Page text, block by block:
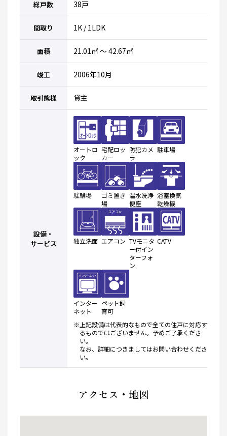
総戸数 38戸
間取り 1K / 1LDK
面積 21.01㎡ ～ 42.67㎡
竣工 2006年10月
取引態様 貸主
設備・
サービス
オートロ
ック
宅配ロッ
カー
防犯カメ
ラ
駐車場
駐輪場
ゴミ置き
場
温水洗浄
便座
浴室換気
乾燥機
独立洗面 エアコン TVモニタ
ー付イン
ターフォ
ン
CATV
インター
ネット
ペット飼
育可
※上記設備は代表的なもので全ての住戸に対応す
るものではございません。予めご了承くださ
い。
なお、詳細につきましてはお問い合わせくださ
い。
アクセス・地図